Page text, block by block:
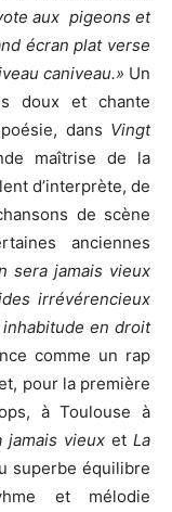
aux pigeons et
écran plat verse
caniveau.» Un
doux et chante
dans Vingt
maîtrise de la
d’interprète, de
de scène
anciennes
sera jamais vieux
irrévérencieux
en droit
comme un rap
pour la première
à Toulouse à
jamais vieuxetLa
superbe équilibre
et mélodie